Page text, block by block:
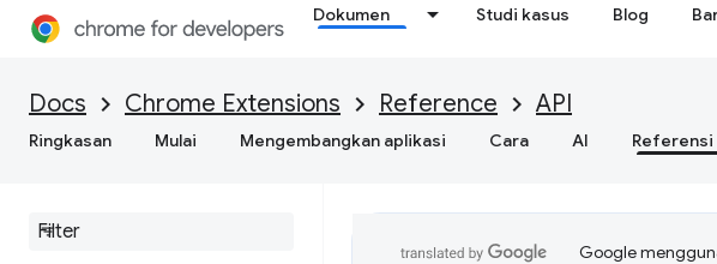
Dokumen Studi kasus Blog
Docs Chrome Extensions Reference API
Ringkasan Mulai Mengembangkan aplikasi Cara AI Referensi
browsingData
context
Google